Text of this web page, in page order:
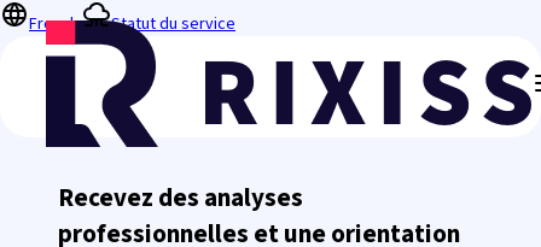
French Statut du service
Recevez des analyses
professionnelles et une orientation